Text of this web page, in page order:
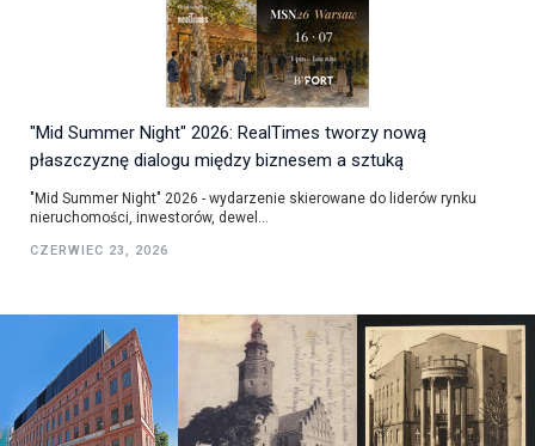
"Mid Summer Night" 2026: RealTimes tworzy nową
płaszczyznę dialogu między biznesem a sztuką
"Mid Summer Night" 2026 - wydarzenie skierowane do liderów rynku
nieruchomości, inwestorów, dewel...
CZERWIEC 23, 2026